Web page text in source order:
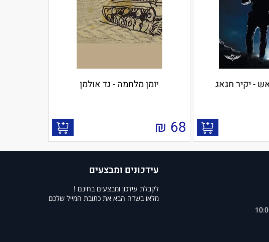
- יקיר חגאג יומן מלחמה - גד אולמן
68
₪
עידכונים ומבצעים
לקבלת עידכון ומבצעים בחינם !
מלאו בשדה הבא את כתובת המייל שלכם